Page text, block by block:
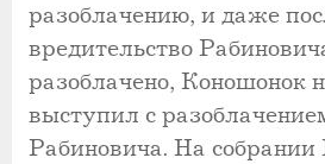
разоблачению, и даже
вредительство
разоблачено, Коношонок
выступил с
Рабиновича. На